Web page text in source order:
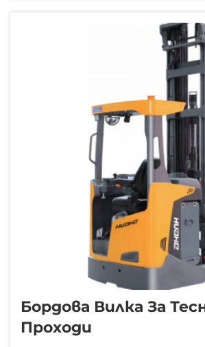
стоки не е просто
предимство – това е
необходимост. Като
Бордова Вилка За
Проходи